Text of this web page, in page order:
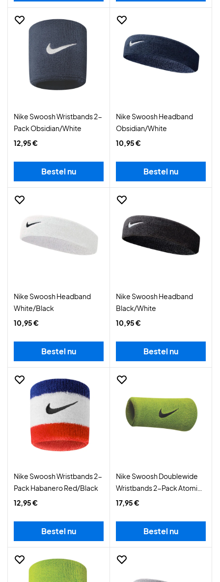
Nike Swoosh Wristbands 2-
Pack Obsidian/White
12,95 €
Bestel nu
Nike Swoosh Headband
Obsidian/White
10,95 €
Bestel nu
Nike Swoosh Headband
White/Black
10,95 €
Bestel nu
Nike Swoosh Headband
Black/White
10,95 €
Bestel nu
Nike Swoosh Wristbands 2-
Pack Habanero Red/Black
12,95 €
Bestel nu
Nike Swoosh Doublewide
Wristbands 2-Pack Atomic
Green/Black
17,95 €
Bestel nu